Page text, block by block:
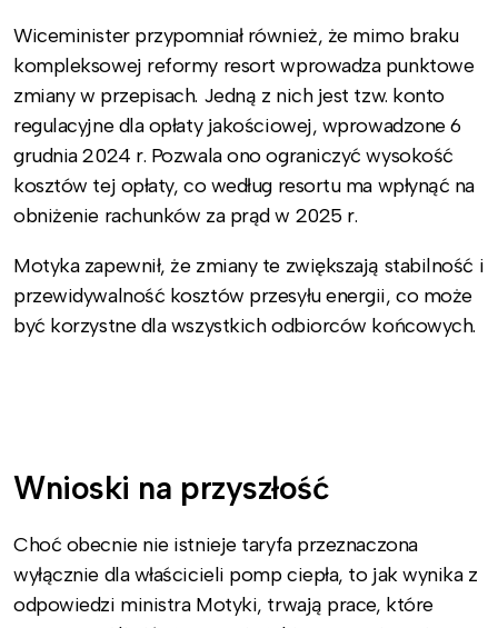
Wiceminister przypomniał również, że mimo braku
kompleksowej reformy resort wprowadza punktowe
zmiany w przepisach. Jedną z nich jest tzw. konto
regulacyjne dla opłaty jakościowej, wprowadzone 6
grudnia 2024 r. Pozwala ono ograniczyć wysokość
kosztów tej opłaty, co według resortu ma wpłynąć na
obniżenie rachunków za prąd w 2025 r.
Motyka zapewnił, że zmiany te zwiększają stabilność i
przewidywalność kosztów przesyłu energii, co może
być korzystne dla wszystkich odbiorców końcowych.
Wnioski na przyszłość
Choć obecnie nie istnieje taryfa przeznaczona
wyłącznie dla właścicieli pomp ciepła, to jak wynika z
odpowiedzi ministra Motyki, trwają prace, które